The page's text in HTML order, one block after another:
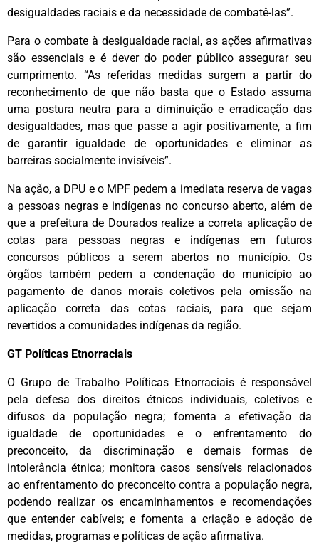
desigualdades raciais e da necessidade de combatê-las”.
Para o combate à desigualdade racial, as ações afirmativas
são essenciais e é dever do poder público assegurar seu
cumprimento. “As referidas medidas surgem a partir do
reconhecimento de que não basta que o Estado assuma
uma postura neutra para a diminuição e erradicação das
desigualdades, mas que passe a agir positivamente, a fim
de garantir igualdade de oportunidades e eliminar as
barreiras socialmente invisíveis”.
Na ação, a DPU e o MPF pedem a imediata reserva de vagas
a pessoas negras e indígenas no concurso aberto, além de
que a prefeitura de Dourados realize a correta aplicação de
cotas para pessoas negras e indígenas em futuros
concursos públicos a serem abertos no município. Os
órgãos também pedem a condenação do município ao
pagamento de danos morais coletivos pela omissão na
aplicação correta das cotas raciais, para que sejam
revertidos a comunidades indígenas da região.
GT Políticas Etnorraciais
O Grupo de Trabalho Políticas Etnorraciais é responsável
pela defesa dos direitos étnicos individuais, coletivos e
difusos da população negra; fomenta a efetivação da
igualdade de oportunidades e o enfrentamento do
preconceito, da discriminação e demais formas de
intolerância étnica; monitora casos sensíveis relacionados
ao enfrentamento do preconceito contra a população negra,
podendo realizar os encaminhamentos e recomendações
que entender cabíveis; e fomenta a criação e adoção de
medidas, programas e políticas de ação afirmativa.